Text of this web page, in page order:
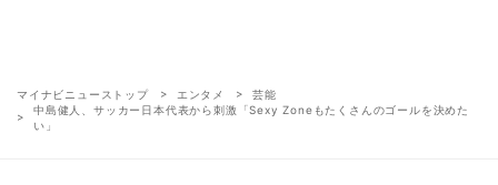
マイナビニューストップ エンタメ
芸能
中島健人、サッカー日本代表から刺激「Sexy Zoneもたくさんのゴールを決めた
い」